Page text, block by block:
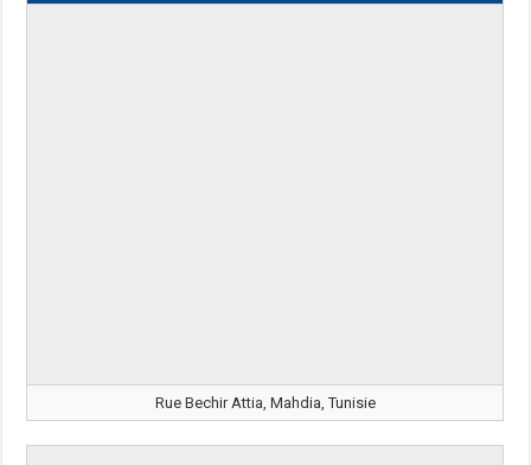
Rue Bechir Attia, Mahdia, Tunisie